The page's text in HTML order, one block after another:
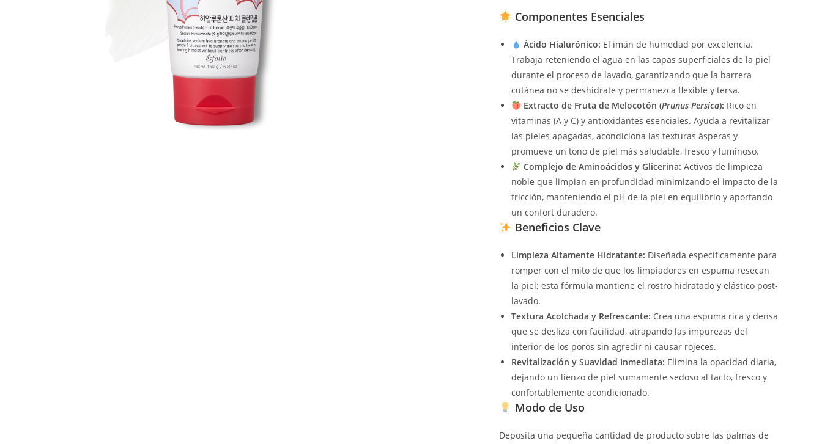
Componentes Esenciales
Ácido Hialurónico: El imán de humedad por excelencia.
Trabaja reteniendo el agua en las capas superficiales de la piel
durante el proceso de lavado, garantizando que la barrera
cutánea no se deshidrate y permanezca flexible y tersa.
Extracto de Fruta de Melocotón (Prunus Persica): Rico en
vitaminas (A y C) y antioxidantes esenciales. Ayuda a revitalizar
las pieles apagadas, acondiciona las texturas ásperas y
promueve un tono de piel más saludable, fresco y luminoso.
Complejo de Aminoácidos y Glicerina: Activos de limpieza
noble que limpian en profundidad minimizando el impacto de la
fricción, manteniendo el pH de la piel en equilibrio y aportando
un confort duradero.
Beneficios Clave
Limpieza Altamente Hidratante: Diseñada específicamente para
romper con el mito de que los limpiadores en espuma resecan
la piel; esta fórmula mantiene el rostro hidratado y elástico post-
lavado.
Textura Acolchada y Refrescante: Crea una espuma rica y densa
que se desliza con facilidad, atrapando las impurezas del
interior de los poros sin agredir ni causar rojeces.
Revitalización y Suavidad Inmediata: Elimina la opacidad diaria,
dejando un lienzo de piel sumamente sedoso al tacto, fresco y
confortablemente acondicionado.
Modo de Uso
Deposita una pequeña cantidad de producto sobre las palmas de